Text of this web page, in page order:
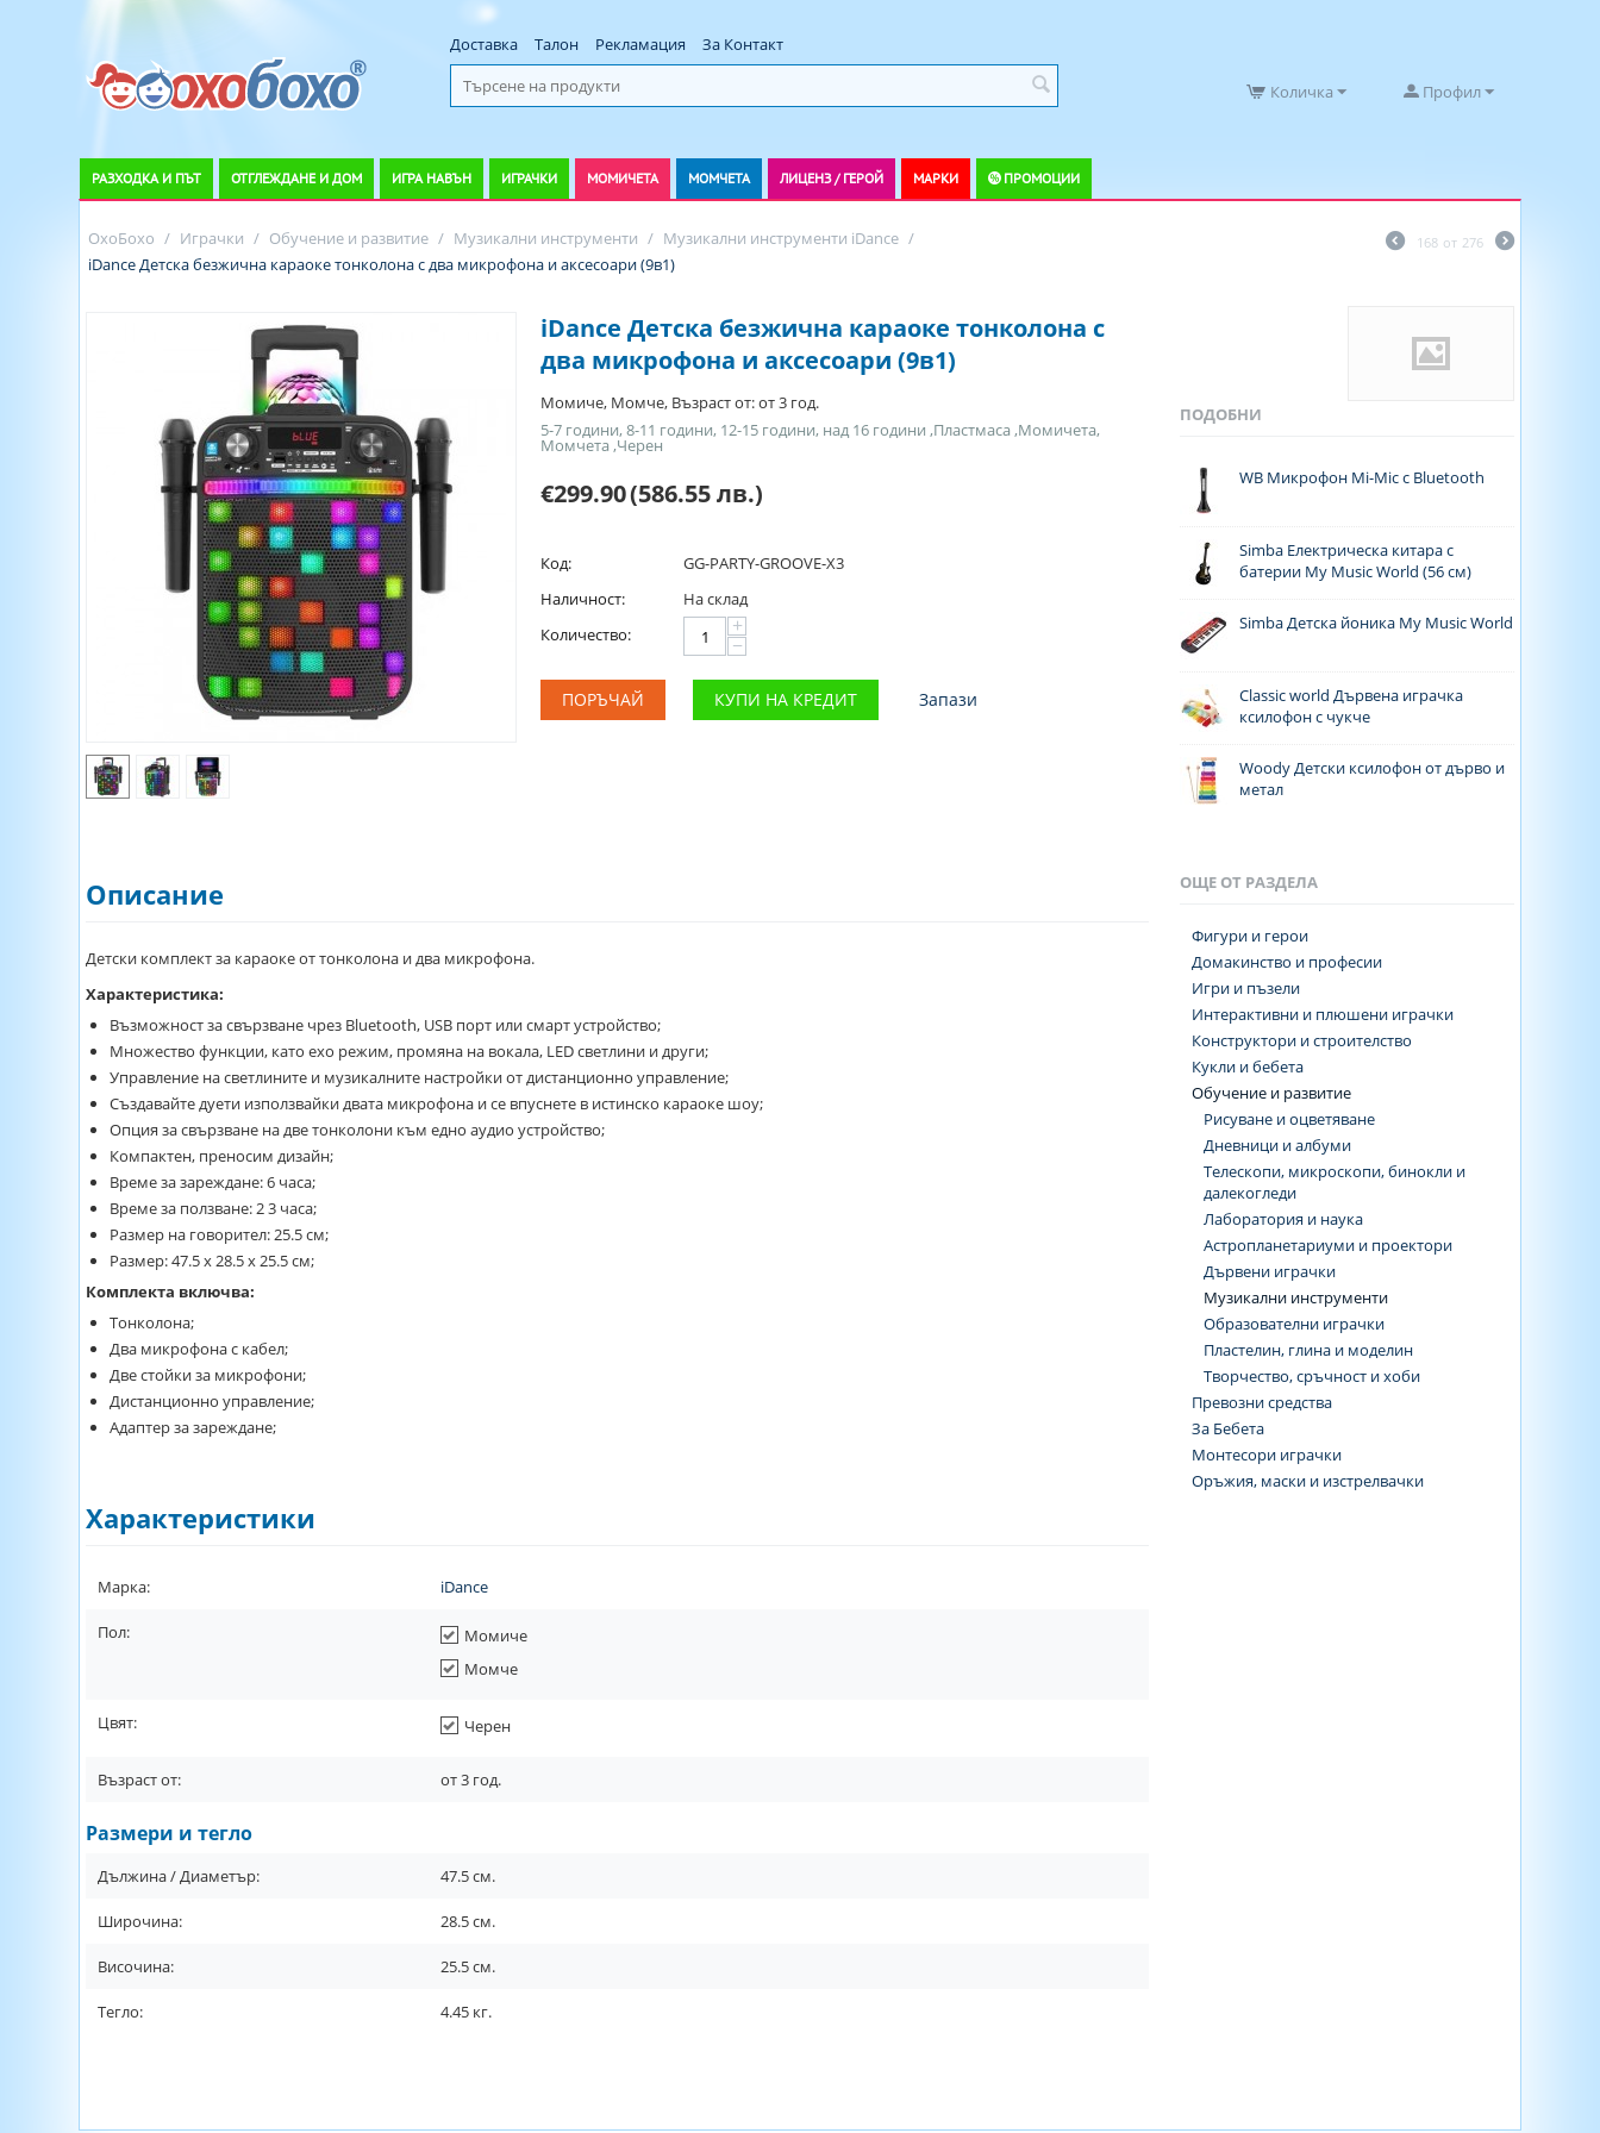
Доставка Талон Рекламация За Контакт
Профил
Количка
РАЗХОДКА И ПЪТ ОТГЛЕЖДАНЕ И ДОМ ИГРА НАВЪН ИГРАЧКИ МОМИЧЕТА МОМЧЕТА ЛИЦЕНЗ / ГЕРОЙ МАРКИ ПРОМОЦИИ
ОхоБохо / Играчки / Обучение и развитие / Музикални инструменти / Музикални инструменти iDance /
iDance Детска безжична караоке тонколона с два микрофона и аксесоари (9в1)
168 от 276
iDance Детска безжична караоке тонколона с
два микрофона и аксесоари (9в1)
Момиче, Момче, Възраст от: от 3 год.
5-7 години, 8-11 години, 12-15 години, над 16 години ,Пластмаса ,Момичета,
Момчета ,Черен
€299.90(586.55 лв.)
Код:
GG-PARTY-GROOVE-X3
Наличност:
На склад
Количество:
+
−
ПОРЪЧАЙ КУПИ НА КРЕДИТ Запази
Описание
Детски комплект за караоке от тонколона и два микрофона.
Характеристика:
Възможност за свързване чрез Bluetooth, USB порт или смарт устройство;
Множество функции, като ехо режим, промяна на вокала, LED светлини и други;
Управление на светлините и музикалните настройки от дистанционно управление;
Създавайте дуети използвайки двата микрофона и се впуснете в истинско караоке шоу;
Опция за свързване на две тонколони към едно аудио устройство;
Компактен, преносим дизайн;
Време за зареждане: 6 часа;
Време за ползване: 2 3 часа;
Размер на говорител: 25.5 см;
Размер: 47.5 х 28.5 х 25.5 см;
Комплекта включва:
Тонколона;
Два микрофона с кабел;
Две стойки за микрофони;
Дистанционно управление;
Адаптер за зареждане;
Характеристики
Марка: iDance
Пол:
Момиче
Момче
Цвят: Черен
Възраст от: от3 год.
Размери и тегло
Дължина / Диаметър: 47.5см.
Широчина: 28.5см.
Височина: 25.5см.
Тегло: 4.45 кг.
ПОДОБНИ
WB Микрофон Mi-Mic с Bluetooth
Simba Електрическа китара с
батерии My Music World (56 см)
Simba Детска йоника My Music World
Classic world Дървена играчка
ксилофон с чукче
Woody Детски ксилофон от дърво и
метал
ОЩЕ ОТ РАЗДЕЛА
Фигури и герои
Домакинство и професии
Игри и пъзели
Интерактивни и плюшени играчки
Конструктори и строителство
Кукли и бебета
Обучение и развитие
Рисуване и оцветяване
Дневници и албуми
Телескопи, микроскопи, бинокли и
далекогледи
Лаборатория и наука
Астропланетариуми и проектори
Дървени играчки
Музикални инструменти
Образователни играчки
Пластелин, глина и моделин
Творчество, сръчност и хоби
Превозни средства
За Бебета
Монтесори играчки
Оръжия, маски и изстрелвачки